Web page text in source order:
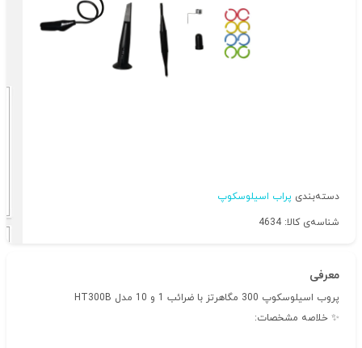
دسته‌بندی پراب اسیلوسکوپ
شناسه‌ی کالا: 4634
معرفی
پروب اسیلوسکوپ 300 مگاهرتز با ضرائب 1 و 10 مدل HT300B
✨ خلاصه مشخصات: